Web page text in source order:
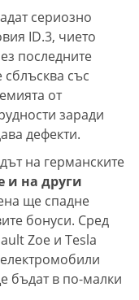
сериозно
ID.3, чието
последните
сблъсква със
от
заради
дефекти.
на германските
и на други
ще спадне
бонуси. Сред
Zoe и Tesla
бъдат в по-малки